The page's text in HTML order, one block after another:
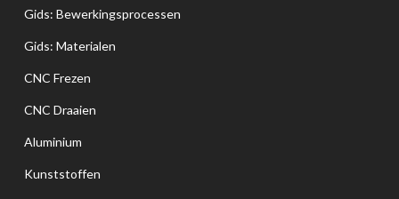
Gids: Bewerkingsprocessen
Gids: Materialen
CNC Frezen
CNC Draaien
Aluminium
Kunststoffen